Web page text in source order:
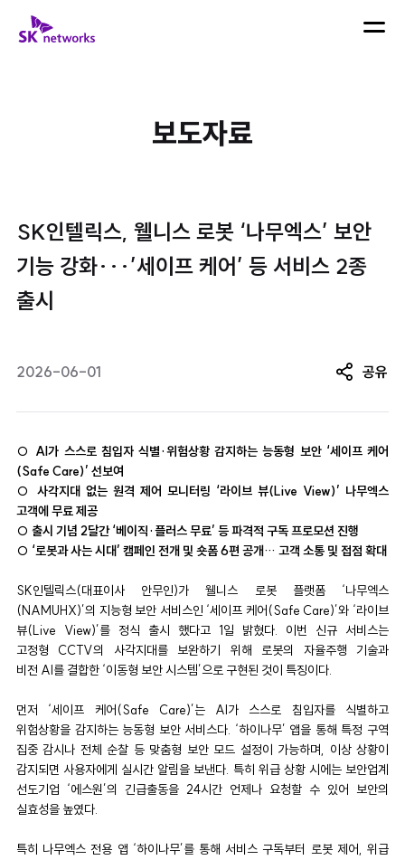
SK 네트웍스 로고 메뉴 열기
보도자료
SK인텔릭스, 웰니스 로봇 ‘나무엑스’ 보안
기능 강화···’세이프 케어’ 등 서비스 2종
출시
2026-06-01 공유
○ AI가 스스로 침입자 식별·위험상황 감지하는 능동형 보안 ‘세이프 케어
(Safe Care)’ 선보여
○ 사각지대 없는 원격 제어 모니터링 ‘라이브 뷰(Live View)’ 나무엑스
고객에 무료 제공
○ 출시 기념 2달간 ‘베이직·플러스 무료’ 등 파격적 구독 프로모션 진행
○ ‘로봇과 사는 시대’ 캠페인 전개 및 숏폼 6편 공개… 고객 소통 및 접점 확대
SK인텔릭스(대표이사 안무인)가 웰니스 로봇 플랫폼 ‘나무엑스
(NAMUHX)’의 지능형 보안 서비스인 ‘세이프 케어(Safe Care)’와 ‘라이브
뷰(Live View)’를 정식 출시 했다고 1일 밝혔다. 이번 신규 서비스는
고정형 CCTV의 사각지대를 보완하기 위해 로봇의 자율주행 기술과
비전 AI를 결합한 ‘이동형 보안 시스템’으로 구현된 것이 특징이다.
먼저 ‘세이프 케어(Safe Care)’는 AI가 스스로 침입자를 식별하고
위험상황을 감지하는 능동형 보안 서비스다. ‘하이나무’ 앱을 통해 특정 구역
집중 감시나 전체 순찰 등 맞춤형 보안 모드 설정이 가능하며, 이상 상황이
감지되면 사용자에게 실시간 알림을 보낸다. 특히 위급 상황 시에는 보안업계
선도기업 ‘에스원’의 긴급출동을 24시간 언제나 요청할 수 있어 보안의
실효성을 높였다.
특히 나무엑스 전용 앱 ‘하이나무’를 통해 서비스 구독부터 로봇 제어, 위급